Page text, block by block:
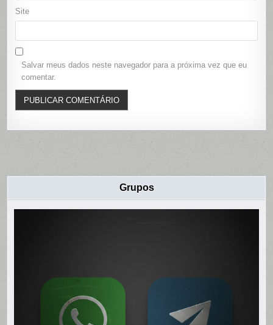
Site
Salvar meus dados neste navegador para a próxima vez que eu
comentar.
Grupos